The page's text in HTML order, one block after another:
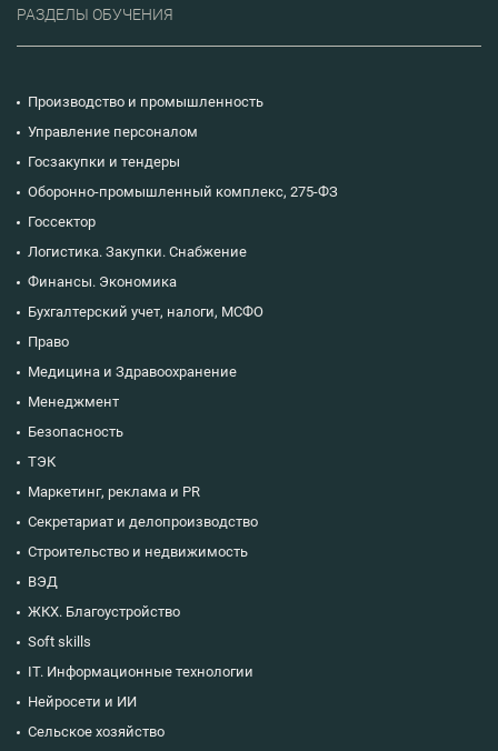
РАЗДЕЛЫ ОБУЧЕНИЯ
Производство и промышленность
Управление персоналом
Госзакупки и тендеры
Оборонно-промышленный комплекс, 275-ФЗ
Госсектор
Логистика. Закупки. Снабжение
Финансы. Экономика
Бухгалтерский учет, налоги, МСФО
Право
Медицина и Здравоохранение
Менеджмент
Безопасность
ТЭК
Маркетинг, реклама и PR
Секретариат и делопроизводство
Строительство и недвижимость
ВЭД
ЖКХ. Благоустройство
Soft skills
IT. Информационные технологии
Нейросети и ИИ
Сельское хозяйство